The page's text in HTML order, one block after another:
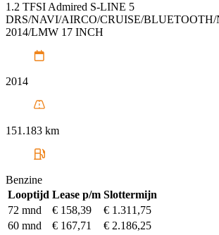
1.2 TFSI Admired S-LINE 5
DRS/NAVI/AIRCO/CRUISE/
2014/LMW 17 INCH
2014
151.183 km
Benzine
Looptijd Lease p/m Slottermijn
72 mnd
€ 158,39
€ 1.311,75
60 mnd
€ 167,71
€ 2.186,25